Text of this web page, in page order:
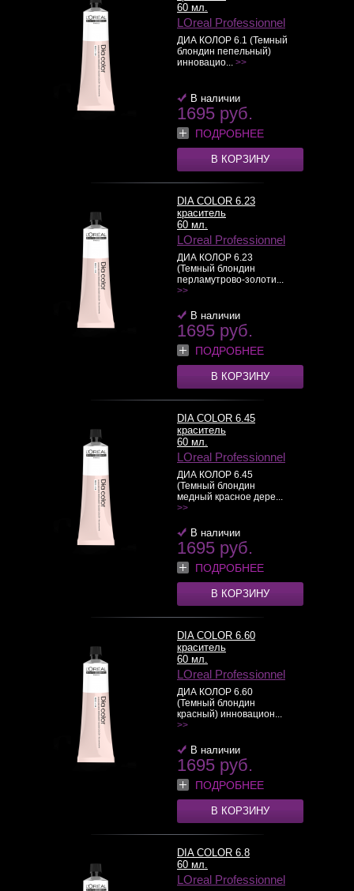
60 мл.
LOreal Professionnel
ДИА КОЛОР 6.1 (Темный
блондин пепельный)
инновацио... >>
В наличии
1695 руб.
ПОДРОБНЕЕ
В КОРЗИНУ
DIA COLOR 6.23
краситель
60 мл.
LOreal Professionnel
ДИА КОЛОР 6.23
(Темный блондин
перламутрово-золоти...
>>
В наличии
1695 руб.
ПОДРОБНЕЕ
В КОРЗИНУ
DIA COLOR 6.45
краситель
60 мл.
LOreal Professionnel
ДИА КОЛОР 6.45
(Темный блондин
медный красное дере...
>>
В наличии
1695 руб.
ПОДРОБНЕЕ
В КОРЗИНУ
DIA COLOR 6.60
краситель
60 мл.
LOreal Professionnel
ДИА КОЛОР 6.60
(Темный блондин
красный) инновацион...
>>
В наличии
1695 руб.
ПОДРОБНЕЕ
В КОРЗИНУ
DIA COLOR 6.8
60 мл.
LOreal Professionnel